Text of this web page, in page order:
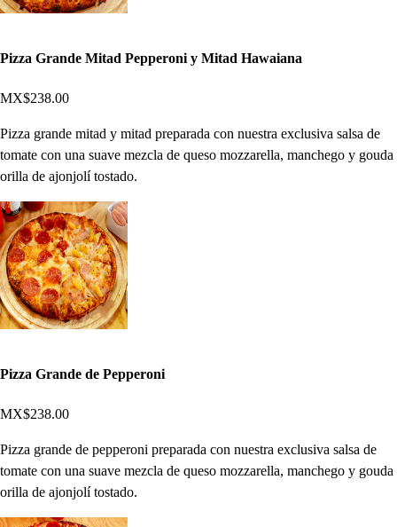
Pizza Grande Mitad Pepperoni y Mitad Hawaiana
MX$238.00
Pizza grande mitad y mitad preparada con nuestra exclusiva salsa de
tomate con una suave mezcla de queso mozzarella, manchego y gouda
orilla de ajonjolí tostado.
Pizza Grande de Pepperoni
MX$238.00
Pizza grande de pepperoni preparada con nuestra exclusiva salsa de
tomate con una suave mezcla de queso mozzarella, manchego y gouda
orilla de ajonjolí tostado.